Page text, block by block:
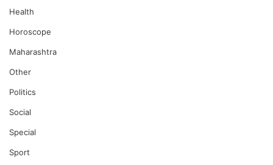
Health
Horoscope
Maharashtra
Other
Politics
Social
Special
Sport